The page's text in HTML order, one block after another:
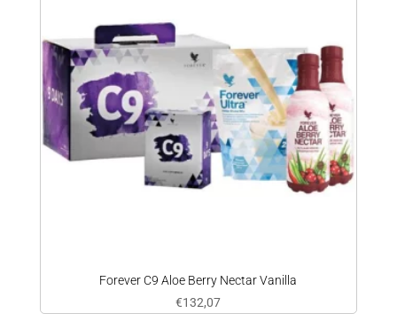
Forever C9 Aloe Berry Nectar Vanilla
€132,07